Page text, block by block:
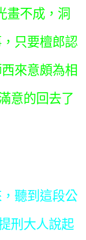
畫不成，洞
只要檀郎認
來意頗為相
意的回去了
聽到這段公
刑大人說起